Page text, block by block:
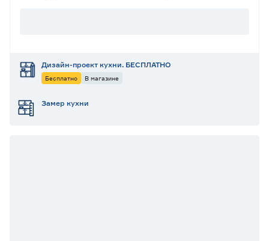
Дизайн-проект кухни. БЕСПЛАТНО
Бесплатно В магазине
Замер кухни